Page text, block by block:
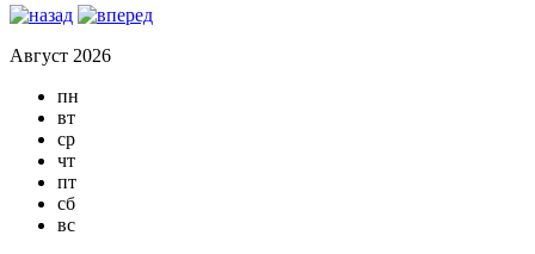
Август 2026
пн
вт
ср
чт
пт
сб
вс